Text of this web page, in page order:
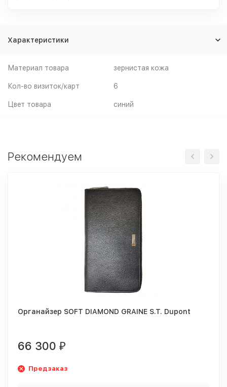
Характеристики
Материал товара зернистая кожа
Кол-во визиток/карт 6
Цвет товара синий
Рекомендуем
Органайзер SOFT DIAMOND GRAINE S.T. Dupont
66 300 ₽
Предзаказ